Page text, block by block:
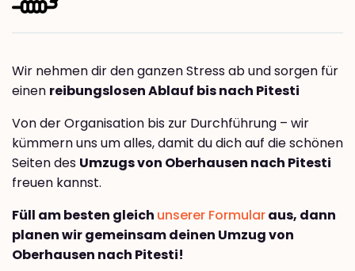
Wir nehmen dir den ganzen Stress ab und sorgen für
einen reibungslosen Ablauf bis nach Pitesti
Von der Organisation bis zur Durchführung – wir
kümmern uns um alles, damit du dich auf die schönen
Seiten des Umzugs von Oberhausen nach Pitesti
freuen kannst.
Füll am besten gleich unserer Formularaus, dann
planen wir gemeinsam deinen Umzug von
Oberhausen nach Pitesti!